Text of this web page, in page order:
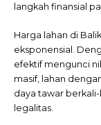
langkah finansial
Harga lahan di
eksponensial.
efektif mengunci
masif, lahan
daya tawar
legalitas.